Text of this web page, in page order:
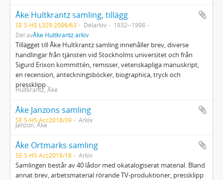
Åke Hultkrantz samling, tillägg
SE S-HS L329:2006/63 Delarkiv
1932--1998
Del avÅke Hultkrantz arkiv
Tillägget till Åke Hultkrantz samling innehåller brev, diverse
handlingar från tjänsten vid Stockholms universitet och från
Sigurd Erixon kommittén, remisser, vetenskapliga manuskript,
en recension, anteckningsböcker, biographica, tryck och
pressklipp.
Hultkrantz, Åke
Åke Janzons samling
SE S-HS Acc2018/39 Arkiv
Janzon, Åke
Åke Ortmarks samling
SE S-HS Acc2018/18 Arkiv
Samlingen består av 40 lådor med okatalogiserat material. Bland
annat brev, arbetsmaterial rörande TV-produktioner, pressklipp